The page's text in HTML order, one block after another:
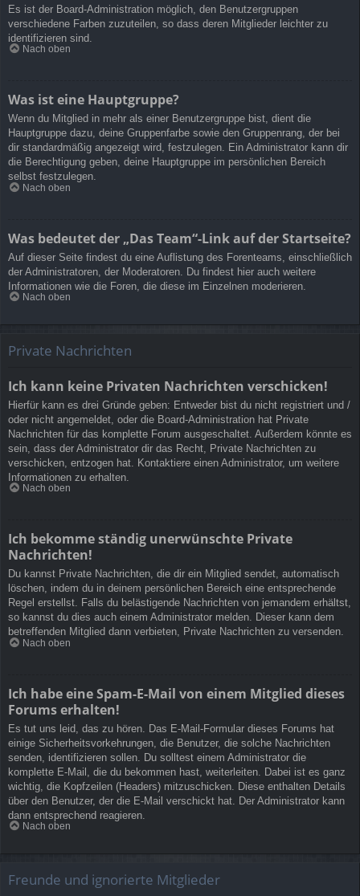
Es ist der Board-Administration möglich, den Benutzergruppen
verschiedene Farben zuzuteilen, so dass deren Mitglieder leichter zu
identifizieren sind.
Nach oben
Was ist eine Hauptgruppe?
Wenn du Mitglied in mehr als einer Benutzergruppe bist, dient die
Hauptgruppe dazu, deine Gruppenfarbe sowie den Gruppenrang, der bei
dir standardmäßig angezeigt wird, festzulegen. Ein Administrator kann dir
die Berechtigung geben, deine Hauptgruppe im persönlichen Bereich
selbst festzulegen.
Nach oben
Was bedeutet der „Das Team“-Link auf der Startseite?
Auf dieser Seite findest du eine Auflistung des Forenteams, einschließlich
der Administratoren, der Moderatoren. Du findest hier auch weitere
Informationen wie die Foren, die diese im Einzelnen moderieren.
Nach oben
Private Nachrichten
Ich kann keine Privaten Nachrichten verschicken!
Hierfür kann es drei Gründe geben: Entweder bist du nicht registriert und /
oder nicht angemeldet, oder die Board-Administration hat Private
Nachrichten für das komplette Forum ausgeschaltet. Außerdem könnte es
sein, dass der Administrator dir das Recht, Private Nachrichten zu
verschicken, entzogen hat. Kontaktiere einen Administrator, um weitere
Informationen zu erhalten.
Nach oben
Ich bekomme ständig unerwünschte Private
Nachrichten!
Du kannst Private Nachrichten, die dir ein Mitglied sendet, automatisch
löschen, indem du in deinem persönlichen Bereich eine entsprechende
Regel erstellst. Falls du belästigende Nachrichten von jemandem erhältst,
so kannst du dies auch einem Administrator melden. Dieser kann dem
betreffenden Mitglied dann verbieten, Private Nachrichten zu versenden.
Nach oben
Ich habe eine Spam-E-Mail von einem Mitglied dieses
Forums erhalten!
Es tut uns leid, das zu hören. Das E-Mail-Formular dieses Forums hat
einige Sicherheitsvorkehrungen, die Benutzer, die solche Nachrichten
senden, identifizieren sollen. Du solltest einem Administrator die
komplette E-Mail, die du bekommen hast, weiterleiten. Dabei ist es ganz
wichtig, die Kopfzeilen (Headers) mitzuschicken. Diese enthalten Details
über den Benutzer, der die E-Mail verschickt hat. Der Administrator kann
dann entsprechend reagieren.
Nach oben
Freunde und ignorierte Mitglieder